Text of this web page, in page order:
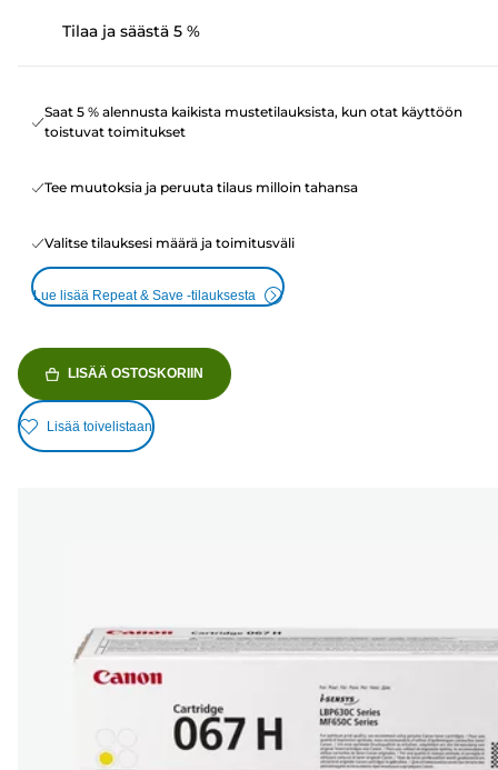
Tilaa ja säästä 5 %
Saat 5 % alennusta kaikista mustetilauksista, kun otat käyttöön
toistuvat toimitukset
Tee muutoksia ja peruuta tilaus milloin tahansa
Valitse tilauksesi määrä ja toimitusväli
Lue lisää Repeat & Save -tilauksesta
LISÄÄ OSTOSKORIIN
Lisää toivelistaan